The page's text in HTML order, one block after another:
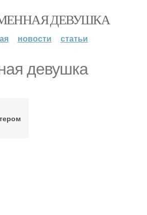
ДЕВУШКА
новости статьи
девушка